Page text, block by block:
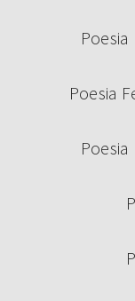
Poesia